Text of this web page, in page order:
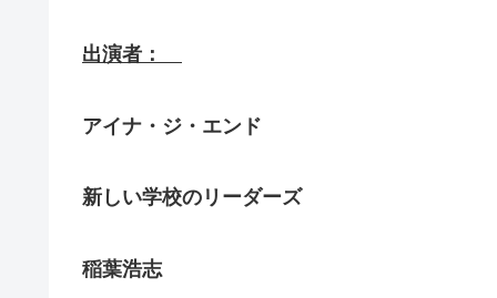
出演者：
アイナ・ジ・エンド
新しい学校のリーダーズ
稲葉浩志